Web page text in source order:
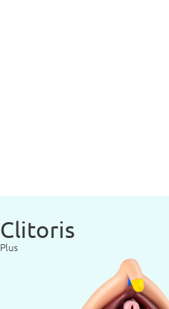
Clitoris
Plus